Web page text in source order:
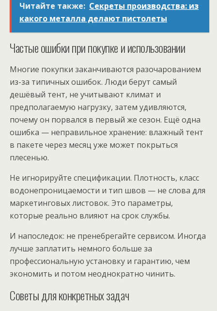
Читайте также: Секреты производства: из
какого металла делают пистолеты
Частые ошибки при покупке и использовании
Многие покупки заканчиваются разочарованием
из-за типичных ошибок. Люди берут самый
дешёвый тент, не учитывают климат и
предполагаемую нагрузку, затем удивляются,
почему он порвался в первый же сезон. Ещё одна
ошибка — неправильное хранение: влажный тент
в пакете через месяц уже может покрыться
плесенью.
Не игнорируйте спецификации. Плотность, класс
водонепроницаемости и тип швов — не слова для
маркетинговых листовок. Это параметры,
которые реально влияют на срок службы.
И напоследок: не пренебрегайте сервисом. Иногда
лучше заплатить немного больше за
профессиональную установку и гарантию, чем
экономить и потом неоднократно чинить.
Советы для конкретных задач